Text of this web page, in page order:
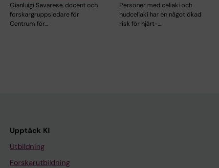
Gianluigi Savarese, docent och
forskargruppsledare för
Centrum för…
Personer med celiaki och
hudceliaki har en något ökad
risk för hjärt-…
Upptäck KI
Utbildning
Forskarutbildning